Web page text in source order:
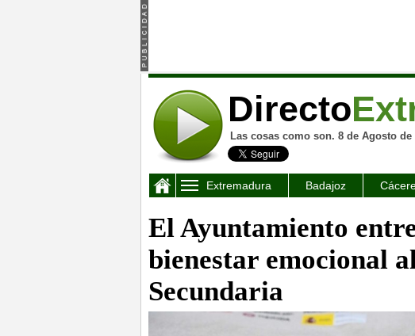
Directo
Las cosas como son. 8 de Agosto de
Extremadura Badajoz
El Ayuntamiento
bienestar emocional
Secundaria